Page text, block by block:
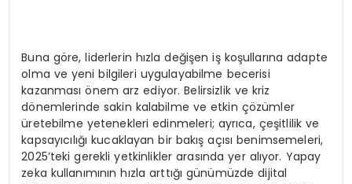
Buna göre, liderlerin hızla değişen iş koşullarına adapte
olma ve yeni bilgileri uygulayabilme becerisi
kazanması önem arz ediyor. Belirsizlik ve kriz
dönemlerinde sakin kalabilme ve etkin çözümler
üretebilme yetenekleri edinmeleri; ayrıca, çeşitlilik ve
kapsayıcılığı kucaklayan bir bakış açısı benimsemeleri,
2025’teki gerekli yetkinlikler arasında yer alıyor. Yapay
zeka kullanımının hızla arttığı günümüzde dijital